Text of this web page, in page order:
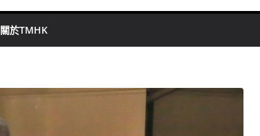
關於TMHK